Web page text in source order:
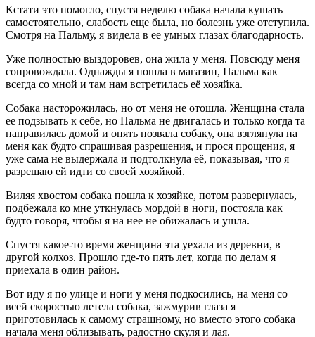
Кстати это помогло, спустя неделю собака начала кушать
самостоятельно, слабость еще была, но болезнь уже отступила.
Смотря на Пальму, я видела в ее умных глазах благодарность.
Уже полностью выздоровев, она жила у меня. Повсюду меня
сопровождала. Однажды я пошла в магазин, Пальма как
всегда со мной и там нам встретилась её хозяйка.
Собака насторожилась, но от меня не отошла. Женщина стала
ее подзывать к себе, но Пальма не двигалась и только когда та
направилась домой и опять позвала собаку, она взглянула на
меня как будто спрашивая разрешения, и прося прощения, я
уже сама не выдержала и подтолкнула её, показывая, что я
разрешаю ей идти со своей хозяйкой.
Виляя хвостом собака пошла к хозяйке, потом развернулась,
подбежала ко мне уткнулась мордой в ноги, постояла как
будто говоря, чтобы я на нее не обижалась и ушла.
Спустя какое-то время женщина эта уехала из деревни, в
другой колхоз. Прошло где-то пять лет, когда по делам я
приехала в один район.
Вот иду я по улице и ноги у меня подкосились, на меня со
всей скоростью летела собака, зажмурив глаза я
приготовилась к самому страшному, но вместо этого собака
начала меня облизывать, радостно скуля и лая.